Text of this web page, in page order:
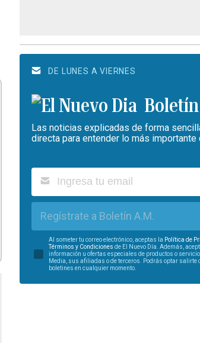
DE LUNES A VIERNES
Las noticias explicadas de forma
directa para entender lo más importante
Regístrate a Boletín A.M.
Al someter tu correo electrónico, aceptas la Política de
Términos y Condiciones de El Nuevo Día. Además,
información u ofertas especiales de productos o
Media, sus afiliadas o de terceros. Podrás optar salirte
boletines en cualquier momento.